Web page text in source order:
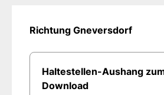
Richtung Gneversdorf
Haltestellen-Aushang
Download